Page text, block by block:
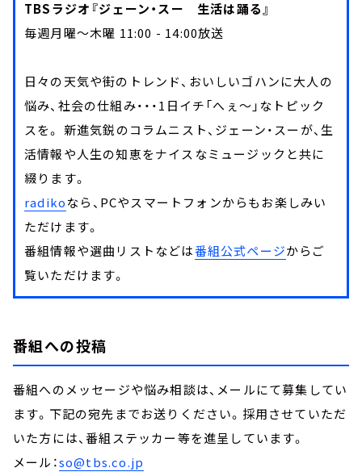
TBSラジオ『ジェーン・スー 生活は踊る』
毎週月曜～木曜 11:00 - 14:00放送
日々の天気や街のトレンド、おいしいゴハンに大人の
悩み、社会の仕組み・・・1日イチ「へぇ～」なトピック
スを。 新進気鋭のコラムニスト、ジェーン・スーが、生
活情報や人生の知恵をナイスなミュージックと共に
綴ります。
radikoなら、PCやスマートフォンからもお楽しみい
ただけます。
番組情報や選曲リストなどは番組公式ページからご
覧いただけます。
番組への投稿
番組へのメッセージや悩み相談は、メールにて募集してい
ます。下記の宛先までお送りください。採用させていただ
いた方には、番組ステッカー等を進呈しています。
メール：so@tbs.co.jp